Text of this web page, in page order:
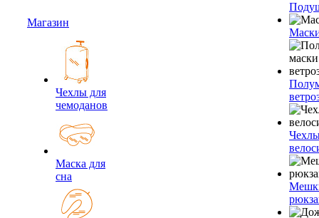
Магазин
Чехлы для
чемоданов
Маска для
сна